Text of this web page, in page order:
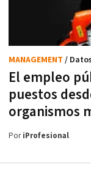
El empleo
puestos
organismos
MANAGEMENT /
PoriProfesional